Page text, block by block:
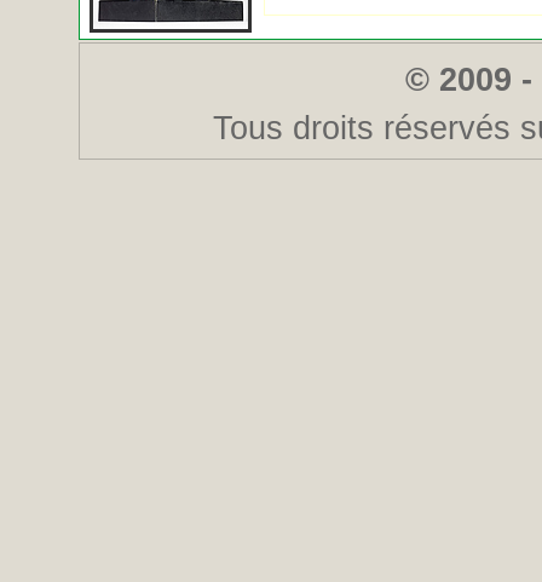
© 2009
Tous droits réservés